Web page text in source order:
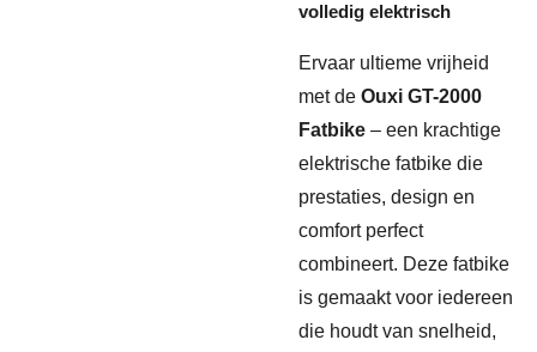
volledig elektrisch
Ervaar ultieme vrijheid
met de Ouxi GT-2000
Fatbike – een krachtige
elektrische fatbike die
prestaties, design en
comfort perfect
combineert. Deze fatbike
is gemaakt voor iedereen
die houdt van snelheid,